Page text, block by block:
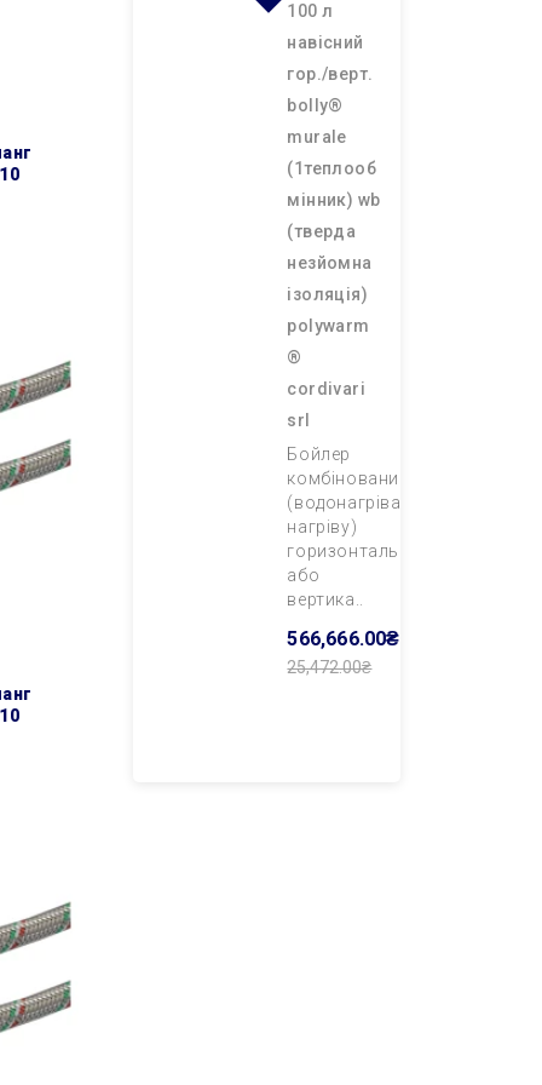
100 л
навісний
гор./верт.
bolly®
murale
(1теплооб
мінник) wb
(тверда
незйомна
ізоляція)
polywarm
®
cordivari
srl
Бойлер
комбінований
(водонагрівач непрямого
нагріву)
горизонтального
або
вертика..
566,666.00₴
25,472.00₴